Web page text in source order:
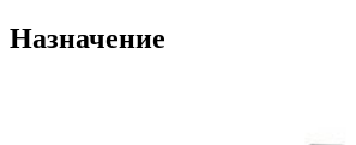
Назначение